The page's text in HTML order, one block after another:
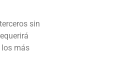
sin
más